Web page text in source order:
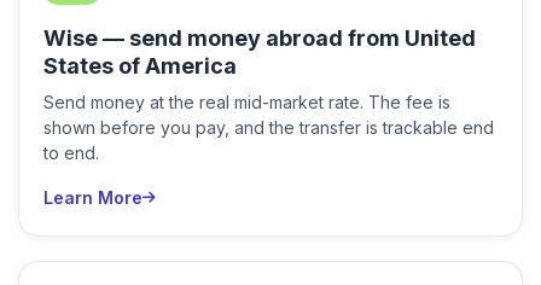
Wise — send money abroad from United
States of America
Send money at the real mid-market rate. The fee is
shown before you pay, and the transfer is trackable end
to end.
Learn More